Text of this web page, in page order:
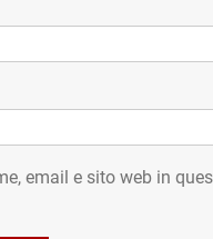
email e sito web in